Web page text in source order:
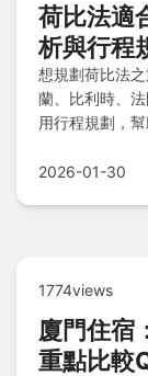
荷比法適
析與行程
想規劃荷比法
蘭、比利時、
用行程規劃，
2026-01-30
1774views
廈門住宿
重點比較